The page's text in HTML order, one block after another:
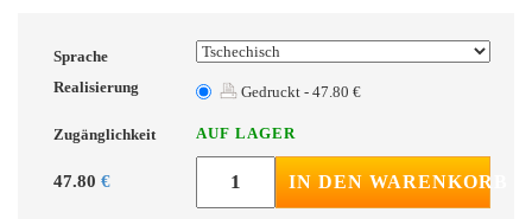
Sprache
Realisierung
Gedruckt - 47.80 €
Zugänglichkeit AUF LAGER
47.80 € IN DEN WARENKORB